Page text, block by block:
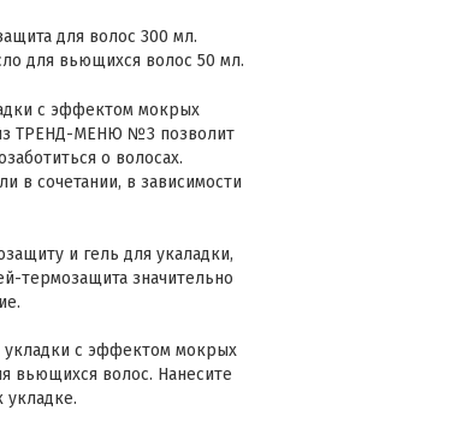
для волос 300 мл.
для вьющихся волос 50 мл.
с эффектом мокрых
из ТРЕНД-МЕНЮ №3 позволит
о волосах.
в сочетании, в зависимости
и гель для укаладки,
термозащита значительно
укладки с эффектом мокрых
вьющихся волос. Нанесите
укладке.